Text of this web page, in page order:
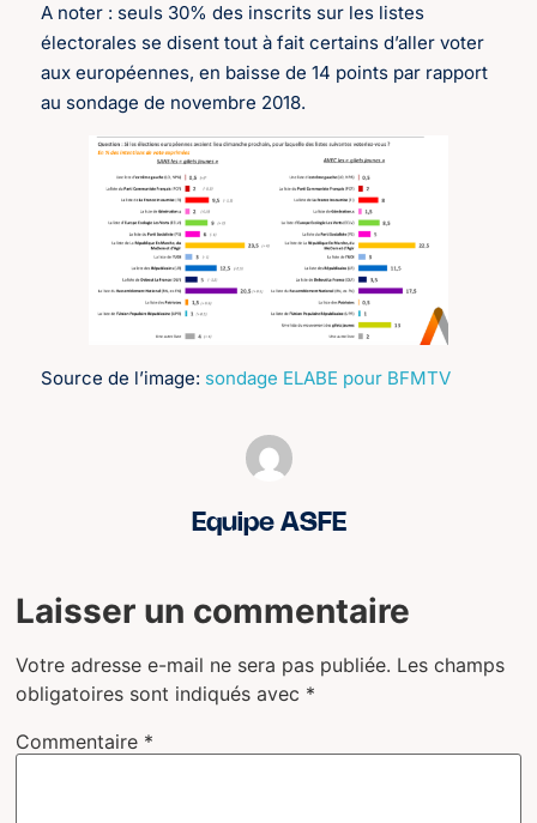
A noter : seuls 30% des inscrits sur les listes
électorales se disent tout à fait certains d’aller voter
aux européennes, en baisse de 14 points par rapport
au sondage de novembre 2018.
Source de l’image: sondage ELABE pour BFMTV
Equipe ASFE
Laisser un commentaire
Votre adresse e-mail ne sera pas publiée. Les champs
obligatoires sont indiqués avec *
Commentaire *